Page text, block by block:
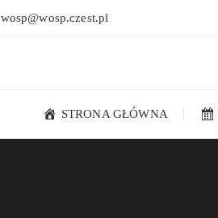
wosp@wosp.czest.pl
STRONA GŁÓWNA